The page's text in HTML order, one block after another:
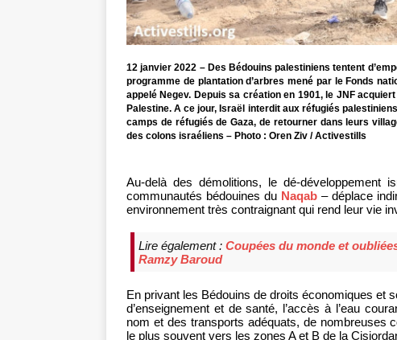
12 janvier 2022 – Des Bédouins palestiniens tentent
programme de plantation d’arbres mené par le Fonds
appelé Negev. Depuis sa création en 1901, le JNF
Palestine. A ce jour, Israël interdit aux réfugiés
camps de réfugiés de Gaza, de retourner dans leurs
des colons israéliens – Photo : Oren Ziv / Activestills
Au-delà des démolitions, le dé-
communautés bédouines du Naqab – déplace
environnement très contraignant qui rend leur vie
Lire également :Coupées du monde et
Ramzy Baroud
En privant les Bédouins de droits économiques et
d’enseignement et de santé, l’accès à l’eau
nom et des transports adéquats, de nombreuses
le plus souvent vers les zones A et B de la